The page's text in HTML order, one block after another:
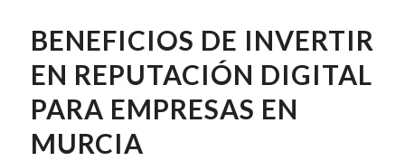
BENEFICIOS DE INVERTIR
EN REPUTACIÓN DIGITAL
PARA EMPRESAS EN
MURCIA